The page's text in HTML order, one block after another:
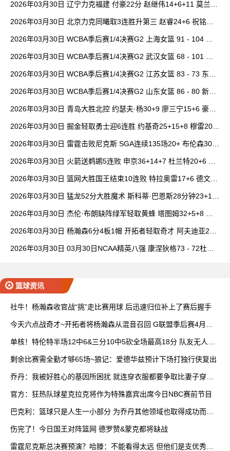
2026年03月30日 辽宁力克福建 付豪22分 赵继伟14+6+11 莫兰德
2026年03月30日 北京力克同曦取3连胜升第三 赵睿24+6 祝铭震1
2026年03月30日 WCBA季后赛1/4决赛G2 上海女篮 91 - 104 四
2026年03月30日 WCBA季后赛1/4决赛G2 武汉女篮 68 - 101 山
2026年03月30日 WCBA季后赛1/4决赛G2 江苏女篮 83 - 73 东莞
2026年03月30日 WCBA季后赛1/4决赛G2 山东女篮 86 - 80 新疆
2026年03月30日 青岛大胜北控 约瑟夫·杨30+9 廖三宁15+6 豪斯
2026年03月30日 掘金轻取勇士迎6连胜 约基奇25+15+8 穆雷20+
2026年03月30日 雷霆击败尼克斯 SGA连续135场20+ 布伦森30分
2026年03月30日 火箭送鹈鹕5连败 申京36+14+7 杜兰特20+6 锡
2026年03月30日 篮网大胜国王结束10连败 特拉奥雷17+6 德文·
2026年03月30日 猛龙52分大胜魔术 斯科蒂·巴恩斯28分钟23+15
2026年03月30日 杰伦·布朗缺阵绿军轻取黄蜂 塔图姆32+5+8 普
2026年03月30日 杨瀚森6分4板1帽 开拓者轻取奇才 阿夫迪亚20+
2026年03月30日 03月30日NCAA精英八强 康涅狄格73 - 72杜克
篮球资讯
社牛！杨瀚森收官战“挑”走比赛用球 后迅速归位补上了赛后握手
今天六点战奇才~开拓者将杨瀚森从混音召回 G联盟季后赛4月开
单核！特伦特半场12中6&三分10中5砍全场最高18分 队友无人上
剩余比赛需全勤才够65场~狼记：爱德华兹预计下场打独行侠复出
乔丹：我被好胜心的基因所困扰 就连穿衣服都要争取比妻子穿得
官方：狂热队球星克拉克将作为特殊嘉宾出席今日NBC赛前节目
巴克利：篮球只是人生一小部分 为乔丹其他领域也取得成功而自
伤完了！今日国王对阵篮网 德罗赞&蒙克都将缺战
雷霆尼克斯总决赛预演？哈滕：不能看得太远 但他们是支优秀球